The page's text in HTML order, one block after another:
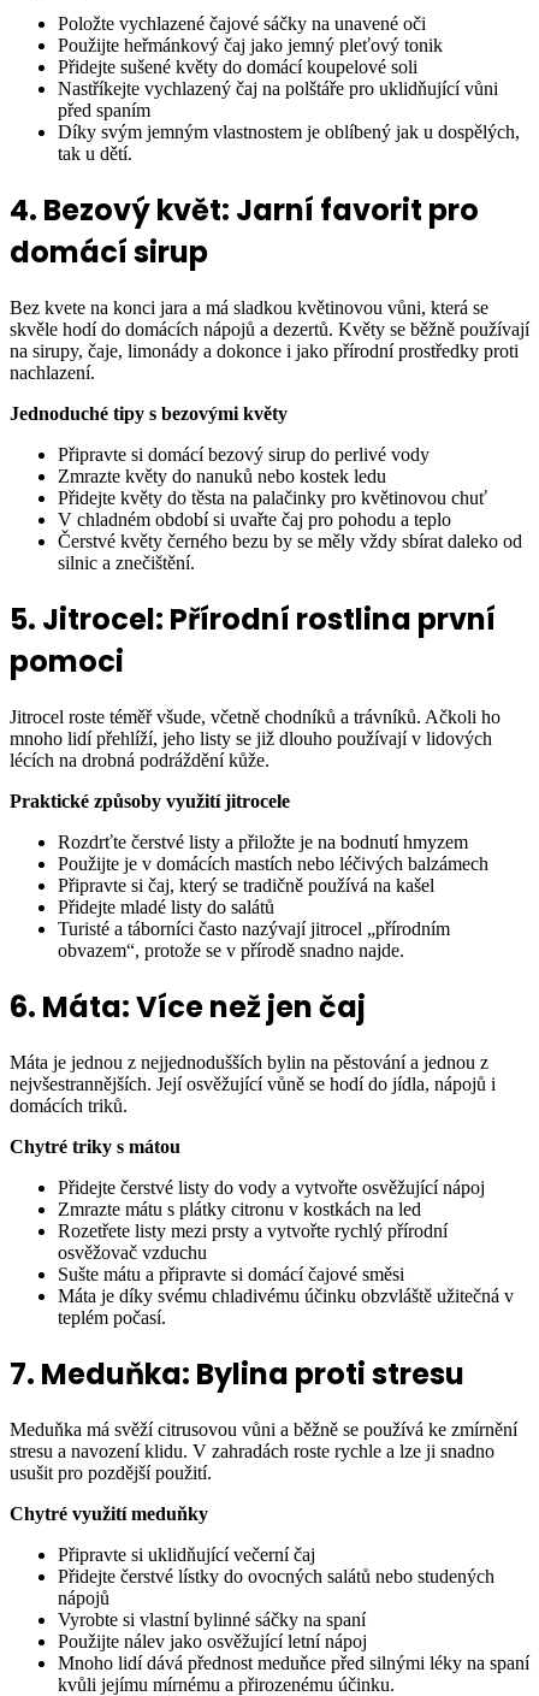
Položte vychlazené čajové sáčky na unavené oči
Použijte heřmánkový čaj jako jemný pleťový tonik
Přidejte sušené květy do domácí koupelové soli
Nastříkejte vychlazený čaj na polštáře pro uklidňující vůni
před spaním
Díky svým jemným vlastnostem je oblíbený jak u dospělých,
tak u dětí.
4. Bezový květ: Jarní favorit pro
domácí sirup
Bez kvete na konci jara a má sladkou květinovou vůni, která se
skvěle hodí do domácích nápojů a dezertů. Květy se běžně používají
na sirupy, čaje, limonády a dokonce i jako přírodní prostředky proti
nachlazení.
Jednoduché tipy s bezovými květy
Připravte si domácí bezový sirup do perlivé vody
Zmrazte květy do nanuků nebo kostek ledu
Přidejte květy do těsta na palačinky pro květinovou chuť
V chladném období si uvařte čaj pro pohodu a teplo
Čerstvé květy černého bezu by se měly vždy sbírat daleko od
silnic a znečištění.
5. Jitrocel: Přírodní rostlina první
pomoci
Jitrocel roste téměř všude, včetně chodníků a trávníků. Ačkoli ho
mnoho lidí přehlíží, jeho listy se již dlouho používají v lidových
lécích na drobná podráždění kůže.
Praktické způsoby využití jitrocele
Rozdrťte čerstvé listy a přiložte je na bodnutí hmyzem
Použijte je v domácích mastích nebo léčivých balzámech
Připravte si čaj, který se tradičně používá na kašel
Přidejte mladé listy do salátů
Turisté a táborníci často nazývají jitrocel „přírodním
obvazem“, protože se v přírodě snadno najde.
6. Máta: Více než jen čaj
Máta je jednou z nejjednodušších bylin na pěstování a jednou z
nejvšestrannějších. Její osvěžující vůně se hodí do jídla, nápojů i
domácích triků.
Chytré triky s mátou
Přidejte čerstvé listy do vody a vytvořte osvěžující nápoj
Zmrazte mátu s plátky citronu v kostkách na led
Rozetřete listy mezi prsty a vytvořte rychlý přírodní
osvěžovač vzduchu
Sušte mátu a připravte si domácí čajové směsi
Máta je díky svému chladivému účinku obzvláště užitečná v
teplém počasí.
7. Meduňka: Bylina proti stresu
Meduňka má svěží citrusovou vůni a běžně se používá ke zmírnění
stresu a navození klidu. V zahradách roste rychle a lze ji snadno
usušit pro pozdější použití.
Chytré využití meduňky
Připravte si uklidňující večerní čaj
Přidejte čerstvé lístky do ovocných salátů nebo studených
nápojů
Vyrobte si vlastní bylinné sáčky na spaní
Použijte nálev jako osvěžující letní nápoj
Mnoho lidí dává přednost meduňce před silnými léky na spaní
kvůli jejímu mírnému a přirozenému účinku.